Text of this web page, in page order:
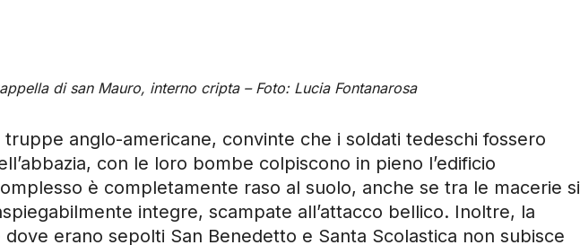
di san Mauro, interno cripta – Foto: Lucia Fontanarosa
truppe anglo-americane, convinte che i soldati tedeschi fossero
con le loro bombe colpiscono in pieno l’edificio
è completamente raso al suolo, anche se tra le macerie si
integre, scampate all’attacco bellico. Inoltre, la
erano sepolti San Benedetto e Santa Scolastica non subisce